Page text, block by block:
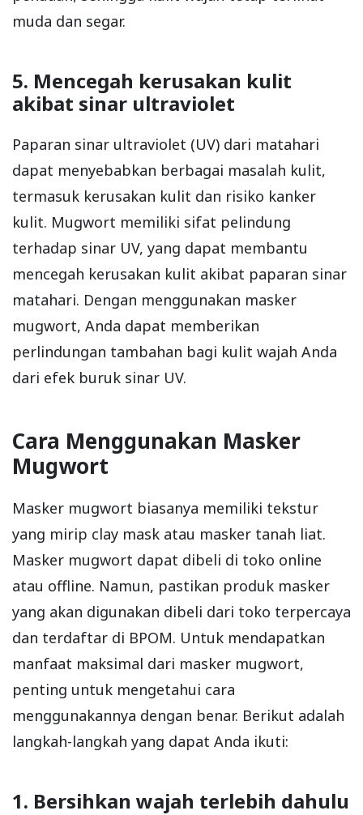
muda dan segar.
5. Mencegah kerusakan kulit
akibat sinar ultraviolet
Paparan sinar ultraviolet (UV) dari matahari
dapat menyebabkan berbagai masalah kulit,
termasuk kerusakan kulit dan risiko kanker
kulit. Mugwort memiliki sifat pelindung
terhadap sinar UV, yang dapat membantu
mencegah kerusakan kulit akibat paparan sinar
matahari. Dengan menggunakan masker
mugwort, Anda dapat memberikan
perlindungan tambahan bagi kulit wajah Anda
dari efek buruk sinar UV.
Cara Menggunakan Masker
Mugwort
Masker mugwort biasanya memiliki tekstur
yang mirip clay mask atau masker tanah liat.
Masker mugwort dapat dibeli di toko online
atau offline. Namun, pastikan produk masker
yang akan digunakan dibeli dari toko terpercaya
dan terdaftar di BPOM. Untuk mendapatkan
manfaat maksimal dari masker mugwort,
penting untuk mengetahui cara
menggunakannya dengan benar. Berikut adalah
langkah-langkah yang dapat Anda ikuti:
1. Bersihkan wajah terlebih dahulu